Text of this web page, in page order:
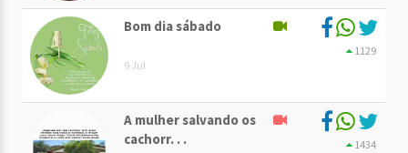
Bom dia sábado
9 Jul
1129
A mulher salvando os
cachorr. . .
1434